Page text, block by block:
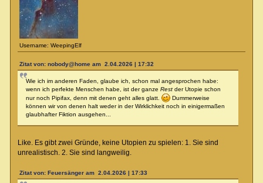
Username: WeepingElf
Zitat von: nobody@home am 2.04.2026 | 17:32
Wie ich im anderen Faden, glaube ich, schon mal angesprochen habe:
wenn ich perfekte Menschen habe, ist der ganze Restder Utopie schon
nur noch Pipifax, denn mit denen geht alles glatt.
Dummerweise
können wir von denen halt weder in der Wirklichkeit noch in einigermaßen
glaubhafter Fiktion ausgehen...
Like. Es gibt zwei Gründe, keine Utopien zu spielen: 1. Sie sind
unrealistisch. 2. Sie sind langweilig.
Zitat von: Feuersänger am 2.04.2026 | 17:33